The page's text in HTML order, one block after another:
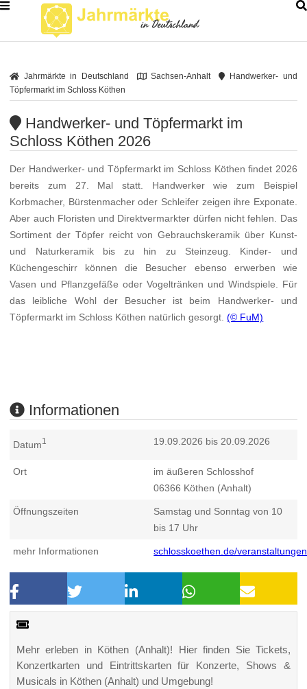
Jahrmärkte in Deutschland Sachsen-Anhalt
Handwerker- und
Töpfermarkt im Schloss Köthen
Handwerker- und Töpfermarkt im
Schloss Köthen 2026
Der Handwerker- und Töpfermarkt im Schloss Köthen findet 2026
bereits zum 27. Mal statt. Handwerker wie zum Beispiel
Korbmacher, Bürstenmacher oder Schleifer zeigen ihre Exponate.
Aber auch Floristen und Direktvermarkter dürfen nicht fehlen. Das
Sortiment der Töpfer reicht von Gebrauchskeramik über Kunst-
und Naturkeramik bis zu hin zu Steinzeug. Kinder- und
Küchengeschirr können die Besucher ebenso erwerben wie
Vasen und Pflanzgefäße oder Vogeltränken und Windspiele. Für
das leibliche Wohl der Besucher ist beim Handwerker- und
Töpfermarkt im Schloss Köthen natürlich gesorgt.(© FuM)
Informationen
Datum1 19.09.2026 bis 20.09.2026
Ort
im äußeren Schlosshof
06366 Köthen (Anhalt)
Öffnungszeiten
Samstag und Sonntag von 10
bis 17 Uhr
mehr Informationen schlosskoethen.de/veranstaltungen
Mehr erleben in Köthen (Anhalt)! Hier finden Sie Tickets,
Konzertkarten und Eintrittskarten für Konzerte, Shows &
Musicals in Köthen (Anhalt) und Umgebung!